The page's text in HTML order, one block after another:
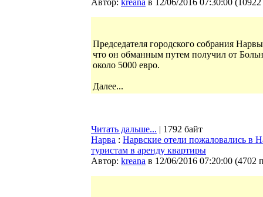
Автор: kreana в 12/06/2016 07:30:00 (
Председателя городского собрания
что он обманным путем получил от
около 5000 евро.
Далее...
Читать дальше... | 1792 байт
Нарва : Нарвские отели пожаловались в
туристам в аренду квартиры
Автор: kreana в 12/06/2016 07:20:00 (4702